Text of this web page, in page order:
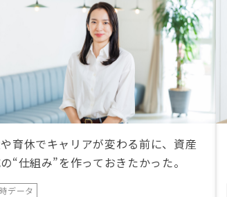
育休でキャリアが変わる前に、資産
“仕組み”を作っておきたかった。
データ